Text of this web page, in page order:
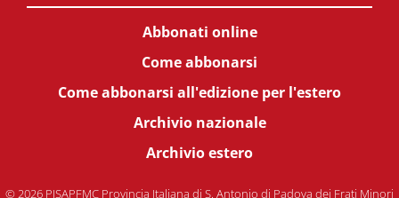
Abbonati online
Come abbonarsi
Come abbonarsi all'edizione per l'estero
Archivio nazionale
Archivio estero
© 2026 PISAPFMC Provincia Italiana di S. Antonio di Padova dei Frati Minori